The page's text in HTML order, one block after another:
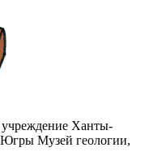
Ханты-
Музей геологии,